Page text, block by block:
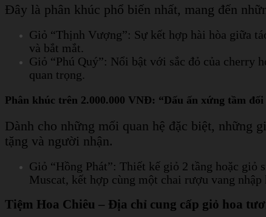
Đây là phân khúc phổ biến nhất, mang đến
Giỏ “Thịnh Vượng”: Sự kết hợp hài hòa giữa
và bắt mắt.
Giỏ “Phú Quý”: Nổi bật với sắc đỏ của cherry
quan trọng.
Phân khúc trên 2.000.000 VNĐ: “Dấu ấn xứng tầm đối
Dành cho những mối quan hệ đặc biệt, những
tặng và người nhận.
Giỏ “Hồng Phát”: Thiết kế giỏ 2 tầng hoặc
Muscat, kết hợp cùng một chai rượu vang nhập
Tiệm Hoa Chiêu – Địa chỉ cung cấp giỏ hoa